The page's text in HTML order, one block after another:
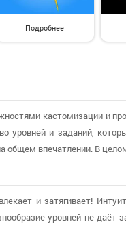
Подробнее
кастомизации и
уровней и заданий,
общем впечатлении. В
и затягивает!
уровней не даёт